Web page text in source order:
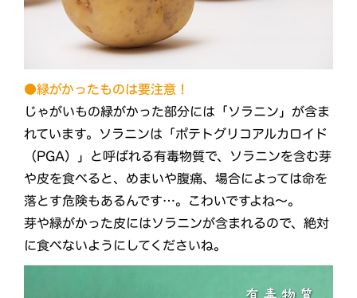
●緑がかったものは要注意！
じゃがいもの緑がかった部分には「ソラニン」が含ま
れています。ソラニンは「ポテトグリコアルカロイド
（PGA）」と呼ばれる有毒物質で、ソラニンを含む芽
や皮を食べると、めまいや腹痛、場合によっては命を
落とす危険もあるんです…。こわいですよね～。
芽や緑がかった皮にはソラニンが含まれるので、絶対
に食べないようにしてくださいね。